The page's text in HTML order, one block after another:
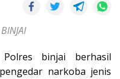
binjai berhasil
narkoba jenis